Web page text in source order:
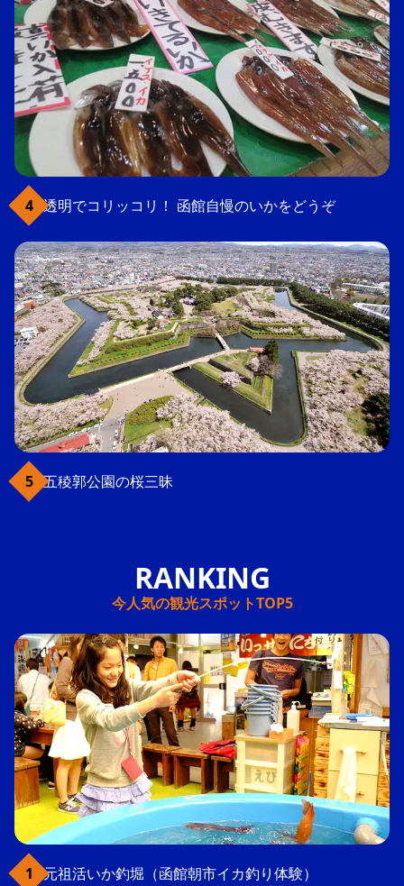
透明でコリッコリ！ 函館自慢のいかをどうぞ
五稜郭公園の桜三昧
今人気の観光スポットTOP5
元祖活いか釣堀（函館朝市イカ釣り体験）